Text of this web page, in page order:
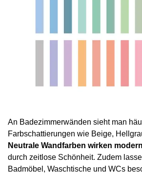
An Badezimmerwänden sieht man
Farbschattierungen wie Beige,
Neutrale Wandfarben wirken modern
durch zeitlose Schönheit. Zudem
Badmöbel, Waschtische und WCs